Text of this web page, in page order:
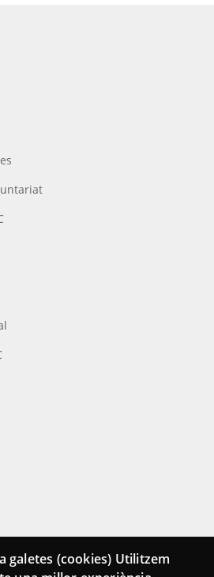
galetes (cookies) Utilitzem